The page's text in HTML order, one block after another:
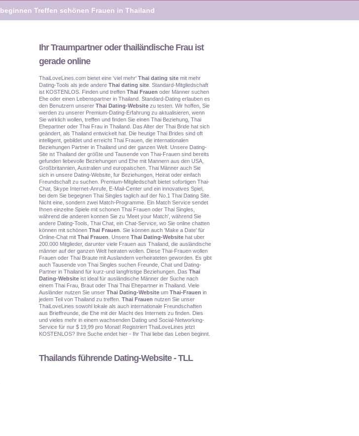
beginnen Treffen schönen Frauen in Thailand
Ihr Traumpartner oder thailändische Frau ist
gerade online
ThaiLoveLines.com bietet eine 'viel mehr' Thai dating sitemit mehr
Dating-Tools als jede andere Thai dating site. Standard-Mitgliedschaft
ist KOSTENLOS. Finden und treffen Thai Frauen oder Männer suchen
Ehe oder einen Lebenspartner in Thailand. Standard-Dating erlauben es
den Benutzern unserer Thai Dating-Websitezu testen. Wir hoffen, Sie
werden zu unserer Premium-Dating-Erfahrung zu aktualisieren, wenn
Sie wirklich wollen, treffen und finden Sie einen Thai Beziehung, Thai
Ehepartner oder Thai Frau in Thailand. Das Alter der Thai Bride hat sich
geändert, als Thailand entwickelt hat. Die heutige Thai Brides sind oft
intelligent, gebildet und erreicht Thai Frauen, die internationalen
Beziehungen Partner in Thailand und der ganzen Welt. Unsere Dating-
Site ist Thailand der größte und Tausende von Thai-Frauen sind bereits
gefunden liebevolle Beziehungen und Ehe mit Mannern aus den USA,
Großbritannien, Australien und europaischen. Thai Männer auch Sie
sich in unsere Dating-Website, fur Beziehungen, Heirat oder einfach
Freundschaft zu suchen. Premium-Mitgliedschaft bietet sofortigen Thai-
Chat, Skype Internet-Anrufe, E-Mail-Center und ein innovatives Spiel,
bei dem Sie begegnen Thai Singles taglich auf der No.1 Thai Dating Site.
Nicht eine, sondern zwei Match-Programme. Ein Match Service sendet
Ihnen einzelne Spiele mit schonen Thai Frauen oder Thai Singles,
während die anderen konnen Sie zu 'Meet your Match', während Sie
andere Dating-Tools, Thai Chat, ein Chat-Service, wo Sie online chatten
können mit schönen Thai Frauen . Sie können auch 'Make a Date' für
Online-Chat mit Thai Frauen . Unsere Thai Dating-Websitehat uber
200.000 Mitglieder, darunter viele Frauen aus Thailand, die ausländische
männer auf der ganzen Welt heiraten wollen. Diese Thai-Frauen wollen
Frauen oder Thai Braute mit Auslandern verheirateten geworden. Es gibt
auch Tausende von Thai Singles suchen Freunde, Chat und Dating-
Partner in Thailand für kurz-und langfristige Beziehungen. Das Thai
Dating-Websiteist ideal für ausländische Männer der Suche nach
einem Thai Frau, Braut oder Thai Thai Ehepartner in Thailand. Viele
Ausländer nutzen Sie unser Thai Dating-Websiteum Thai-Frauen in
jedem Teil von Thailand zu treffen. Thai Frauen nutzen Sie unser
ThaiLoveLines sowohl lokale als auch internationale Freundschaften
aus Brieffreunde, die Ehe mit der Macht des Internets zu finden. Dies
und vieles mehr in einem wachsenden Dating und Social-Networking-
Service für nur $ 19,99 pro Monat! Registriert ThaiLoveLines jetzt
KOSTENLOS? Ihre Suche endet hier - Ihr Thai liebe das Leben beginnt.
Thailands führende Dating-Website - TLL